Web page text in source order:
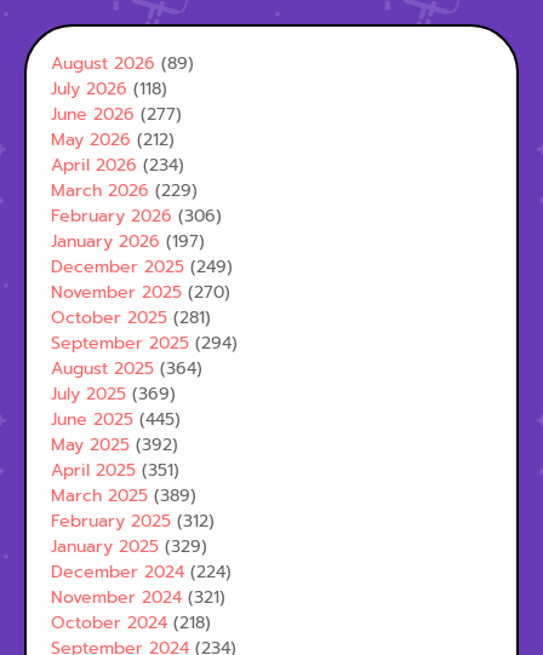
August 2026 (89)
July 2026 (118)
June 2026 (277)
May 2026 (212)
April 2026 (234)
March 2026 (229)
February 2026 (306)
January 2026 (197)
December 2025 (249)
November 2025 (270)
October 2025 (281)
September 2025 (294)
August 2025 (364)
July 2025 (369)
June 2025 (445)
May 2025 (392)
April 2025 (351)
March 2025 (389)
February 2025 (312)
January 2025 (329)
December 2024 (224)
November 2024 (321)
October 2024 (218)
September 2024 (234)